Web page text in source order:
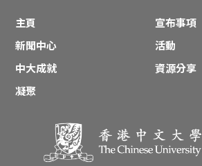
主頁
宣布事項
新聞中心
活動
中大成就
資源分享
凝聚